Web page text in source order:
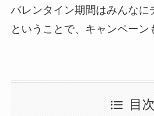
バレンタイン期間はみんなに
ということで、キャンペーン
目次